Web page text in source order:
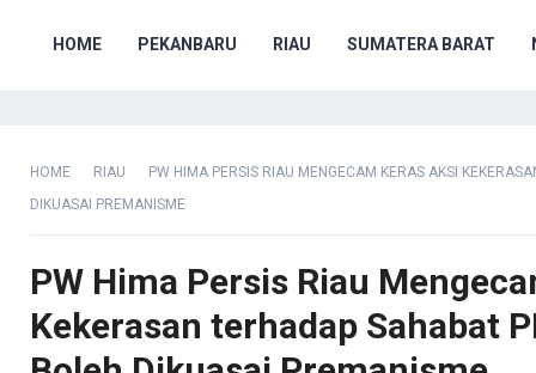
HOME PEKANBARU RIAU SUMATERA BARAT
HOME RIAU
PW HIMA PERSIS RIAU MENGECAM KERAS AKSI
DIKUASAI PREMANISME
PW Hima Persis Riau
Kekerasan terhadap Sahabat